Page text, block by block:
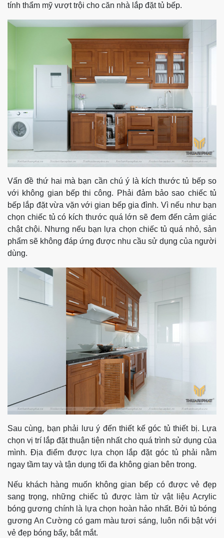
tính thẩm mỹ vượt trội cho căn nhà lắp đặt tủ bếp.
Vấn đề thứ hai mà bạn cần chú ý là kích thước tủ bếp so
với không gian bếp thi công. Phải đảm bảo sao chiếc tủ
bếp lắp đặt vừa vặn với gian bếp gia đình. Vì nếu như bạn
chọn chiếc tủ có kích thước quá lớn sẽ đem đến cảm giác
chật chội. Nhưng nếu bạn lựa chọn chiếc tủ quá nhỏ, sản
phẩm sẽ không đáp ứng được nhu cầu sử dụng của người
dùng.
Sau cùng, bạn phải lưu ý đến thiết kế góc tủ thiết bị. Lựa
chọn vị trí lắp đặt thuận tiện nhất cho quá trình sử dụng của
mình. Địa điểm được lựa chọn lắp đặt góc tủ phải nằm
ngay tầm tay và tận dụng tối đa không gian bên trong.
Nếu khách hàng muốn không gian bếp có được vẻ đẹp
sang trọng, những chiếc tủ được làm từ vật liệu Acrylic
bóng gương chính là lựa chọn hoàn hảo nhất. Bởi tủ bóng
gương An Cường có gam màu tươi sáng, luôn nổi bật với
vẻ đẹp bóng bẩy, bắt mắt.